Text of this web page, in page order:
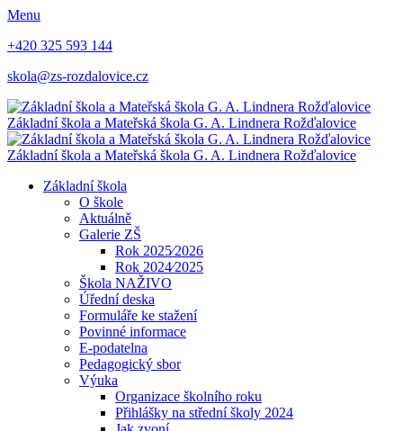
Menu
+420 325 593 144
skola@zs-rozdalovice.cz
Základní škola a Mateřská škola G. A. Lindnera Rožďalovice
Základní škola a Mateřská škola G. A. Lindnera Rožďalovice
Základní škola
O škole
Aktuálně
Galerie ZŠ
Rok 2025⁄2026
Rok 2024⁄2025
Škola NAŽIVO
Úřední deska
Formuláře ke stažení
Povinné informace
E-podatelna
Pedagogický sbor
Výuka
Organizace školního roku
Přihlášky na střední školy 2024